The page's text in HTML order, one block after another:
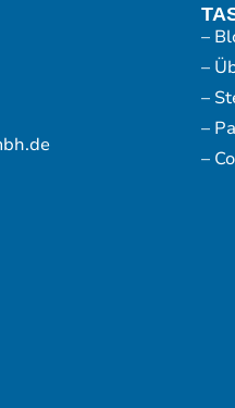
–
–
–
–
–